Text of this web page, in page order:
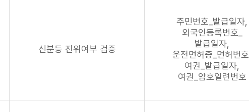
신분등 진위여부 검증
주민번호_발급일자,
외국인등록번호_
발급일자,
운전면허증_면허번호,
여권_발급일자,
여권_암호일련번호